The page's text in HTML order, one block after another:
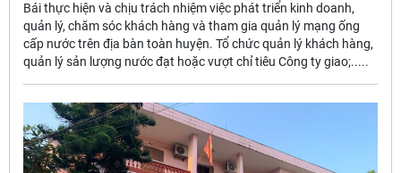
Bái thực hiện và chịu trách nhiệm việc phát triển kinh doanh,
quản lý, chăm sóc khách hàng và tham gia quản lý mạng ống
cấp nước trên địa bàn toàn huyện. Tổ chức quản lý khách hàng,
quản lý sản lượng nước đạt hoặc vượt chỉ tiêu Công ty giao;.....